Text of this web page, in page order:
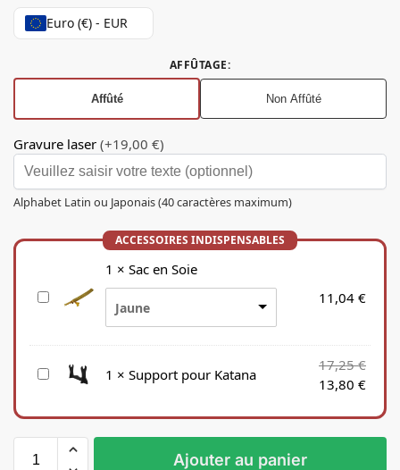
Euro (€) - EUR
AFFÛTAGE:
Affûté Non Affûté
Gravure laser (+19,00 €)
Alphabet Latin ou Japonais (40 caractères maximum)
S
n
o
i
e
1 × Sac en Soie
Jaune
11,04 €
S
p
o
1 × Support pour Katana
17,25€
13,80 €
Ajouter au panier